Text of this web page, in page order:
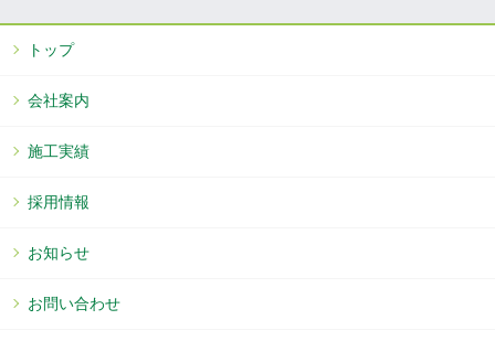
トップ
会社案内
施工実績
採用情報
お知らせ
お問い合わせ